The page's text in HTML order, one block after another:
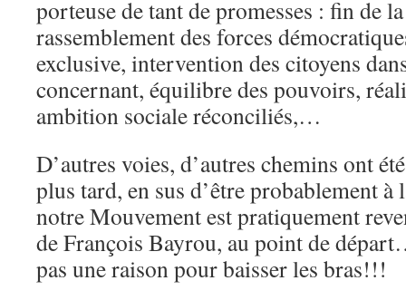
porteuse de tant de promesses : fin de
rassemblement des forces
exclusive, intervention des citoyens
concernant, équilibre des pouvoirs,
ambition sociale réconciliés,…
D’autres voies, d’autres chemins ont
plus tard, en sus d’être probablement à
notre Mouvement est pratiquement
de François Bayrou, au point de
pas une raison pour baisser les bras!!!